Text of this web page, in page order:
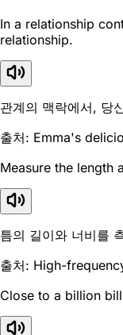
In a relationship
relationship.
관계의 맥락에서, 당
출처: Emma's
Measure the length
틈의 길이와 너비를
출처: High-
Close to a billion